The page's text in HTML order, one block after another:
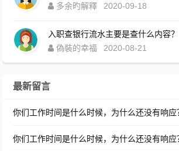
多余旳解釋
2020-09-18
入职查银行流水主要是查什么内容？
偽裝的幸福
2020-08-21
最新留言
你们工作时间是什么时候，为什么还没有响应
你们工作时间是什么时候，为什么还没有响应